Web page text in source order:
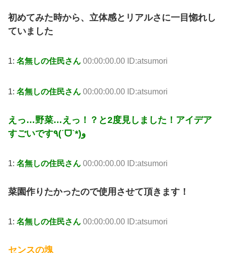
初めてみた時から、立体感とリアルさに一目惚れし
ていました
1: 名無しの住民さん 00:00:00.00 ID:atsumori
1: 名無しの住民さん 00:00:00.00 ID:atsumori
えっ…野菜…えっ！？と2度見しました！アイデア
すごいです٩(ˊᗜˋ*)و
1: 名無しの住民さん 00:00:00.00 ID:atsumori
菜園作りたかったので使用させて頂きます！
1: 名無しの住民さん 00:00:00.00 ID:atsumori
センスの塊